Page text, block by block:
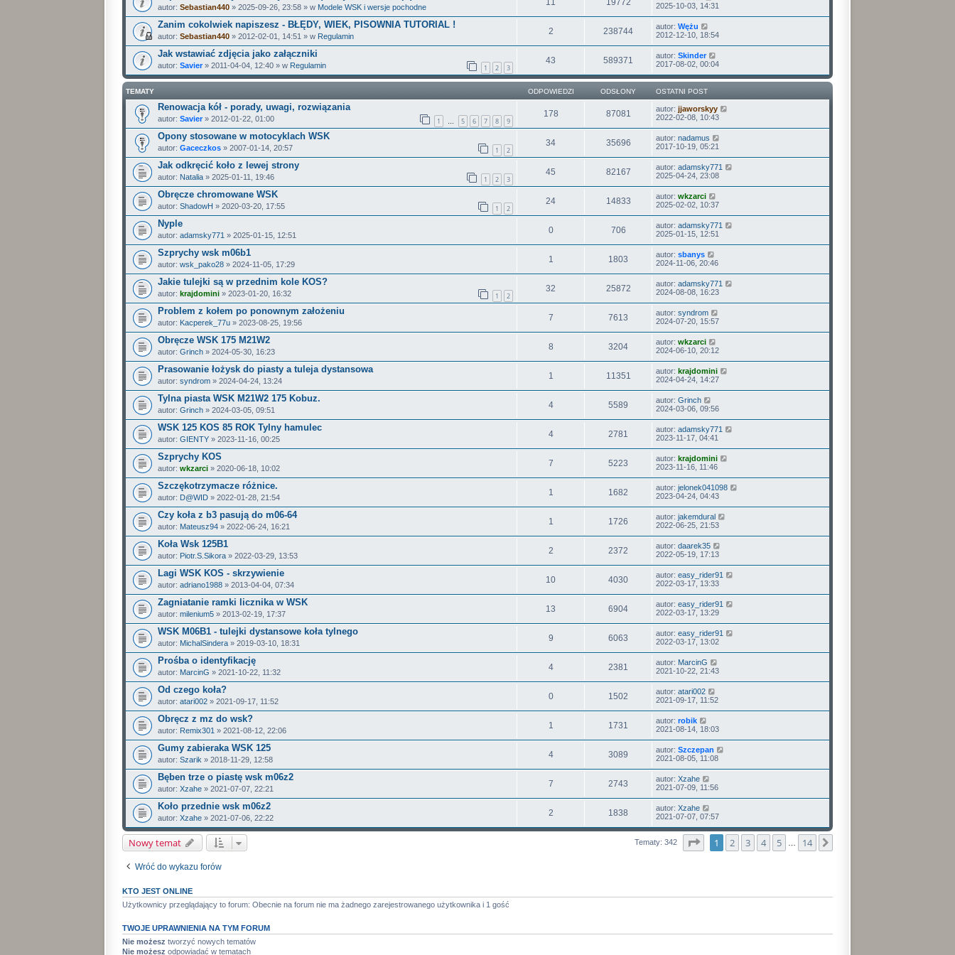
autor: Sebastian440 » 2025-09-26, 23:58 » w Modele WSK i wersje pochodne
11 19772
2025-10-03, 14:31
Zanim cokolwiek napiszesz - BŁĘDY, WIEK, PISOWNIA TUTORIAL !
autor: Sebastian440 » 2012-02-01, 14:51 » w Regulamin
2 238744 autor: Wężu
2012-12-10, 18:54
Jak wstawiać zdjęcia jako załączniki
autor: Savier» 2011-04-04, 12:40 » w Regulamin 1 2 3
43 589371 autor: Skinder
2017-08-02, 00:04
TEMATY ODPOWIEDZI ODSŁONY OSTATNI POST
Renowacja kół - porady, uwagi, rozwiązania
autor: Savier» 2012-01-22, 01:00 1 … 5 6 7 8 9
178 87081 autor: jjaworskyy
2022-02-08, 10:43
Opony stosowane w motocyklach WSK
autor: Gaceczkos » 2007-01-14, 20:57 1 2
34 35696 autor: nadamus
2017-10-19, 05:21
Jak odkręcić koło z lewej strony
autor: Natalia » 2025-01-11, 19:46 1 2 3
45 82167 autor: adamsky771
2025-04-24, 23:08
Obręcze chromowane WSK
autor: ShadowH » 2020-03-20, 17:55 1 2
24 14833 autor: wkzarci
2025-02-02, 10:37
Nyple
autor: adamsky771 » 2025-01-15, 12:51
0 706 autor: adamsky771
2025-01-15, 12:51
Szprychy wsk m06b1
autor: wsk_pako28 » 2024-11-05, 17:29
1 1803 autor: sbanys
2024-11-06, 20:46
Jakie tulejki są w przednim kole KOS?
autor: krajdomini » 2023-01-20, 16:32 1 2
32 25872 autor: adamsky771
2024-08-08, 16:23
Problem z kołem po ponownym założeniu
autor: Kacperek_77u » 2023-08-25, 19:56
7 7613 autor: syndrom
2024-07-20, 15:57
Obręcze WSK 175 M21W2
autor: Grinch » 2024-05-30, 16:23
8 3204 autor: wkzarci
2024-06-10, 20:12
Prasowanie łożysk do piasty a tuleja dystansowa
autor: syndrom » 2024-04-24, 13:24
1 11351 autor: krajdomini
2024-04-24, 14:27
Tylna piasta WSK M21W2 175 Kobuz.
autor: Grinch » 2024-03-05, 09:51
4 5589 autor: Grinch
2024-03-06, 09:56
WSK 125 KOS 85 ROK Tylny hamulec
autor: GIENTY » 2023-11-16, 00:25
4 2781 autor: adamsky771
2023-11-17, 04:41
Szprychy KOS
autor: wkzarci » 2020-06-18, 10:02
7 5223 autor: krajdomini
2023-11-16, 11:46
Szczękotrzymacze różnice.
autor: D@WID » 2022-01-28, 21:54
1 1682 autor: jelonek041098
2023-04-24, 04:43
Czy koła z b3 pasują do m06-64
autor: Mateusz94 » 2022-06-24, 16:21
1 1726 autor: jakemdural
2022-06-25, 21:53
Koła Wsk 125B1
autor: Piotr.S.Sikora » 2022-03-29, 13:53
2 2372 autor: daarek35
2022-05-19, 17:13
Lagi WSK KOS - skrzywienie
autor: adriano1988 » 2013-04-04, 07:34
10 4030 autor: easy_rider91
2022-03-17, 13:33
Zagniatanie ramki licznika w WSK
autor: milenium5 » 2013-02-19, 17:37
13 6904 autor: easy_rider91
2022-03-17, 13:29
WSK M06B1 - tulejki dystansowe koła tylnego
autor: MichalSindera » 2019-03-10, 18:31
9 6063 autor: easy_rider91
2022-03-17, 13:02
Prośba o identyfikację
autor: MarcinG » 2021-10-22, 11:32
4 2381 autor: MarcinG
2021-10-22, 21:43
Od czego koła?
autor: atari002 » 2021-09-17, 11:52
0 1502 autor: atari002
2021-09-17, 11:52
Obręcz z mz do wsk?
autor: Remix301 » 2021-08-12, 22:06
1 1731 autor: robik
2021-08-14, 18:03
Gumy zabieraka WSK 125
autor: Szarik » 2018-11-29, 12:58
4 3089 autor: Szczepan
2021-08-05, 11:08
Bęben trze o piastę wsk m06z2
autor: Xzahe » 2021-07-07, 22:21
7 2743 autor: Xzahe
2021-07-09, 11:56
Koło przednie wsk m06z2
autor: Xzahe » 2021-07-06, 22:22
2 1838 autor: Xzahe
2021-07-07, 07:57
Nowy temat Tematy: 342 Strona1 14
1 2 3 4 5 14
Wróć do wykazu forów
KTO JEST ONLINE
Użytkownicy przeglądający to forum: Obecnie na forum nie ma żadnego zarejestrowanego użytkownika i 1 gość
TWOJE UPRAWNIENIA NA TYM FORUM
Nie możesz tworzyć nowych tematów
Nie możesz odpowiadać w tematach